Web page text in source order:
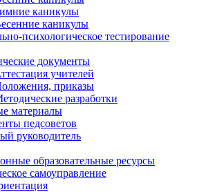
каникулы
каникулы
психологическое тестирование
документы
учителей
приказы
разработки
материалы
педсоветов
руководитель
образовательные ресурсы
самоуправление